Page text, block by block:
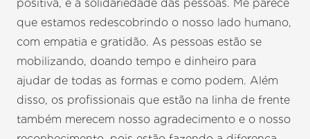
positiva, é a solidariedade das pessoas. Me parece
que estamos redescobrindo o nosso lado humano,
com empatia e gratidão. As pessoas estão se
mobilizando, doando tempo e dinheiro para
ajudar de todas as formas e como podem. Além
disso, os profissionais que estão na linha de frente
também merecem nosso agradecimento e o nosso